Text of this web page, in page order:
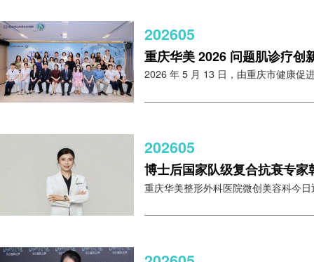
202605
重庆华美 2026 问题肌诊疗创
2026 年 5 月 13 日，由重庆市健康促
202605
博士后国家队级复合抗衰专
重庆华美整形外科医院微创美容科今